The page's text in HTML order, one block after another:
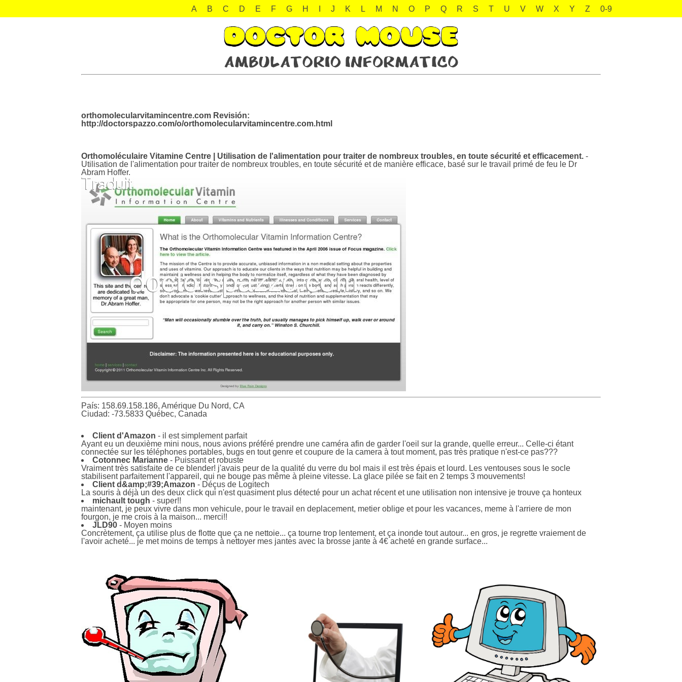
A B C D E F G H J K L M N O P Q R S T U V W X Y Z 0-9
orthomolecularvitamincentre.com Revisión:
http://doctorspazzo.com/o/orthomolecularvitamincentre.com.html
Orthomoléculaire Vitamine Centre | Utilisation de l'alimentation pour traiter de nombreux troubles, en toute sécurité et efficacement. -
Utilisation de l'alimentation pour traiter de nombreux troubles, en toute sécurité et de manière efficace, basé sur le travail primé de feu le Dr
Abram Hoffer.
País: 158.69.158.186, Amérique Du Nord, CA
Ciudad: -73.5833 Québec, Canada
Client d'Amazon - il est simplement parfait
Ayant eu un deuxième mini nous, nous avions préféré prendre une caméra afin de garder l'oeil sur la grande, quelle erreur... Celle-ci étant
connectée sur les téléphones portables, bugs en tout genre et coupure de la camera à tout moment, pas très pratique n'est-ce pas???
Cotonnec Marianne - Puissant et robuste
Vraiment très satisfaite de ce blender! j'avais peur de la qualité du verre du bol mais il est très épais et lourd. Les ventouses sous le socle
stabilisent parfaitement l'appareil, qui ne bouge pas même à pleine vitesse. La glace pilée se fait en 2 temps 3 mouvements!
Client d&amp;#39;Amazon - Déçus de Logitech
La souris à déjà un des deux click qui n'est quasiment plus détecté pour un achat récent et une utilisation non intensive je trouve ça honteux
michault tough - super!!
maintenant, je peux vivre dans mon vehicule, pour le travail en deplacement, metier oblige et pour les vacances, meme à l'arriere de mon
fourgon, je me crois à la maison... merci!!
JLD90 - Moyen moins
Concrètement, ça utilise plus de flotte que ça ne nettoie... ça tourne trop lentement, et ça inonde tout autour... en gros, je regrette vraiement de
l'avoir acheté... je met moins de temps à nettoyer mes jantes avec la brosse jante à 4€ acheté en grande surface...